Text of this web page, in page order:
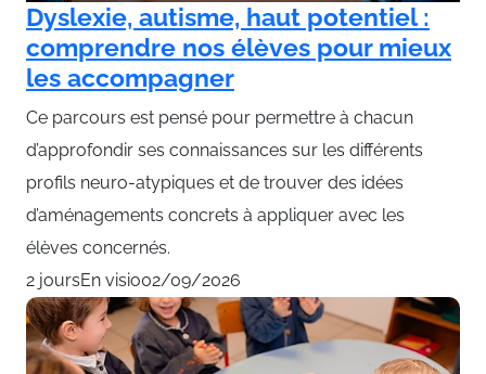
Dyslexie, autisme, haut potentiel :
comprendre nos élèves pour mieux
les accompagner
Ce parcours est pensé pour permettre à chacun
d’approfondir ses connaissances sur les différents
profils neuro-atypiques et de trouver des idées
d’aménagements concrets à appliquer avec les
élèves concernés.
2 joursEn visio02/09/2026